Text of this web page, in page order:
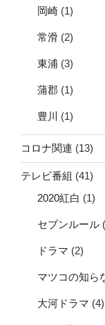
岡崎 (1)
常滑 (2)
東浦 (3)
蒲郡 (1)
豊川 (1)
コロナ関連 (13)
テレビ番組 (41)
2020紅白 (1)
セブンルール
ドラマ (2)
マツコの知ら
大河ドラマ (4)